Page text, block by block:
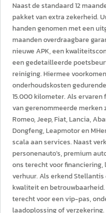
Naast de standaard 12
pakket van extra zekerheid.
handen genomen met een
maanden overdraagbare
nieuwe APK, een
een gedetailleerde
reiniging. Hiermee
onderhoudskosten
15.000 kilometer. Als
van gerenommeerde merken
Romeo, Jeep, Fiat, Lancia,
Dongfeng, Leapmotor en
scala aan services. Naast
personenauto's, premium
ons terecht voor
verhuur. Als erkend
kwaliteit en
terecht voor een vip-pas,
laadoplossing of